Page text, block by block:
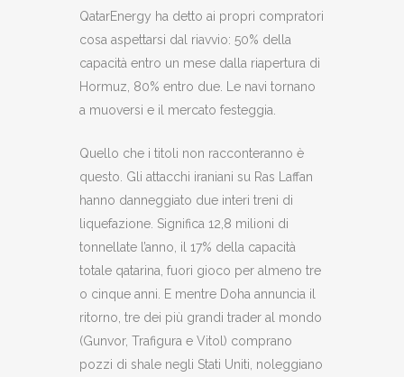
QatarEnergy ha detto ai propri compratori
cosa aspettarsi dal riavvio: 50% della
capacità entro un mese dalla riapertura di
Hormuz, 80% entro due. Le navi tornano
a muoversi e il mercato festeggia.
Quello che i titoli non racconteranno è
questo. Gli attacchi iraniani su Ras Laffan
hanno danneggiato due interi treni di
liquefazione. Significa 12,8 milioni di
tonnellate l’anno, il 17% della capacità
totale qatarina, fuori gioco per almeno tre
o cinque anni. E mentre Doha annuncia il
ritorno, tre dei più grandi trader al mondo
(Gunvor, Trafigura e Vitol) comprano
pozzi di shale negli Stati Uniti, noleggiano